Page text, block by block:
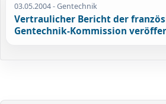
03.05.2004- Gentechnik
Vertraulicher Bericht der
Gentechnik-Kommission